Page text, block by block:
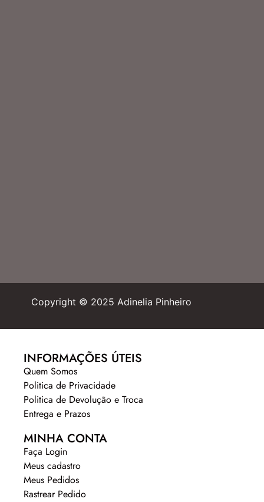
Copyright © 2025 Adinelia Pinheiro
INFORMAÇÕES ÚTEIS
Quem Somos
Politica de Privacidade
Politica de Devolução e Troca
Entrega e Prazos
MINHA CONTA
Faça Login
Meus cadastro
Meus Pedidos
Rastrear Pedido